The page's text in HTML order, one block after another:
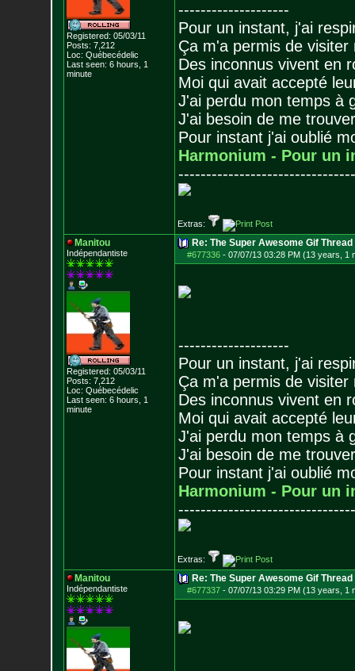
Registered: 05/03/11
Posts: 7,212
Loc: Québecédelic
Last seen: 6 hours, 1
minute
--------------------
Pour un instant, j'ai
Ça m'a permis de visiter
Des inconnus vivent en
Moi qui avait accepté
J'ai perdu mon temps à
J'ai besoin de me
Pour instant j'ai oublié
Harmonium - Pour un
--------------------------------
Extras:
Manitou
Indépendantiste
Registered: 05/03/11
Posts: 7,212
Loc: Québecédelic
Last seen: 6 hours, 1
minute
Re: The Super Awesome Gif Thread
#677336- 07/07/13 03:28 PM (13 years, 1
--------------------
Pour un instant, j'ai
Ça m'a permis de visiter
Des inconnus vivent en
Moi qui avait accepté
J'ai perdu mon temps à
J'ai besoin de me
Pour instant j'ai oublié
Harmonium - Pour un
--------------------------------
Extras:
Manitou
Indépendantiste
Re: The Super Awesome Gif Thread
#677337- 07/07/13 03:29 PM (13 years, 1